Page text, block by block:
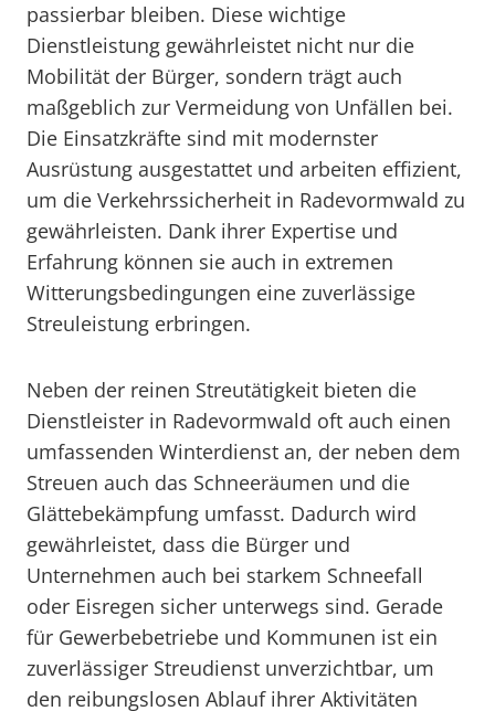
passierbar bleiben. Diese wichtige
Dienstleistung gewährleistet nicht nur die
Mobilität der Bürger, sondern trägt auch
maßgeblich zur Vermeidung von Unfällen bei.
Die Einsatzkräfte sind mit modernster
Ausrüstung ausgestattet und arbeiten effizient,
um die Verkehrssicherheit in Radevormwald zu
gewährleisten. Dank ihrer Expertise und
Erfahrung können sie auch in extremen
Witterungsbedingungen eine zuverlässige
Streuleistung erbringen.
Neben der reinen Streutätigkeit bieten die
Dienstleister in Radevormwald oft auch einen
umfassenden Winterdienst an, der neben dem
Streuen auch das Schneeräumen und die
Glättebekämpfung umfasst. Dadurch wird
gewährleistet, dass die Bürger und
Unternehmen auch bei starkem Schneefall
oder Eisregen sicher unterwegs sind. Gerade
für Gewerbebetriebe und Kommunen ist ein
zuverlässiger Streudienst unverzichtbar, um
den reibungslosen Ablauf ihrer Aktivitäten